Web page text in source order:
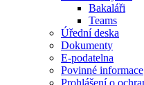
Bakaláři
Teams
Úřední deska
Dokumenty
E-podatelna
Povinné informace
Prohlášení o